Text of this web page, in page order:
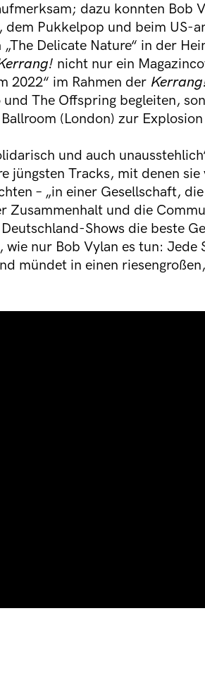
dazu konnten Bob
Pukkelpop und beim US-
Delicate Nature“ in der
nicht nur ein
2022“ im Rahmen der
The Offspring begleiten,
(London) zur
und auch
jüngsten Tracks, mit denen sie
– „in einer Gesellschaft,
Zusammenhalt und die
Shows die beste
nur Bob Vylan es tun: Jede
mündet in einen riesengroßen,